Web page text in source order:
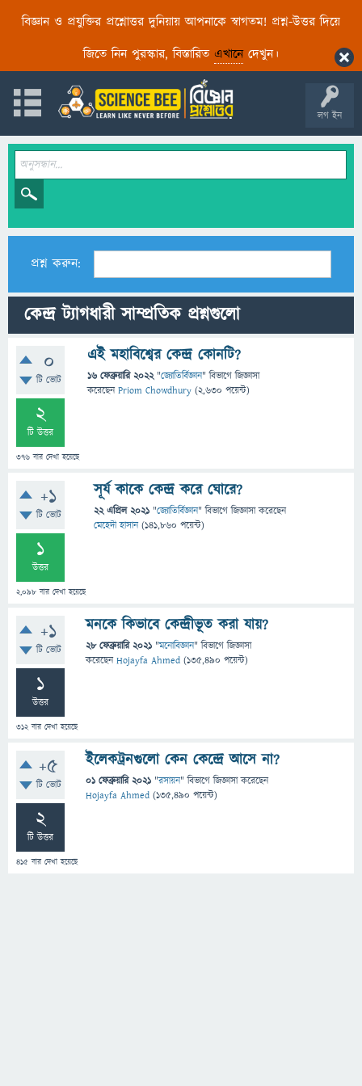
বিজ্ঞান ও প্রযুক্তির প্রশ্নোত্তর দুনিয়ায় আপনাকে স্বাগতম! প্রশ্ন-উত্তর দিয়ে
জিতে নিন পুরস্কার, বিস্তারিত এখানেদেখুন।
লগ ইন
প্রশ্ন করুন:
কেন্দ্র ট্যাগধারী সাম্প্রতিক প্রশ্নগুলো
0
টি ভোট
2
টি উত্তর
376 বার দেখা হয়েছে
এই মহাবিশ্বের কেন্দ্র কোনটি?
16 ফেব্রুয়ারি 2022 "জ্যোতির্বিজ্ঞান" বিভাগে জিজ্ঞাসা
করেছেনPriom Chowdhury (2,630 পয়েন্ট)
+1
টি ভোট
1
উত্তর
2,098 বার দেখা হয়েছে
সূর্য কাকে কেন্দ্র করে ঘোরে?
22 এপ্রিল 2021 "জ্যোতির্বিজ্ঞান" বিভাগে জিজ্ঞাসাকরেছেন
মেহেদী হাসান (141,860 পয়েন্ট)
+1
টি ভোট
1
উত্তর
312বার দেখা হয়েছে
মনকে কিভাবে কেন্দ্রীভূত করা যায়?
28 ফেব্রুয়ারি 2021 "মনোবিজ্ঞান" বিভাগে জিজ্ঞাসা
করেছেনHojayfa Ahmed (135,490 পয়েন্ট)
+5
টি ভোট
2
টি উত্তর
415 বার দেখা হয়েছে
ইলেকট্রনগুলো কেন কেন্দ্রে আসে না?
01 ফেব্রুয়ারি 2021 "রসায়ন" বিভাগে জিজ্ঞাসাকরেছেন
Hojayfa Ahmed (135,490 পয়েন্ট)